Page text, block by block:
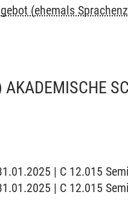
(ehemals
| C 12.015
| C 12.015